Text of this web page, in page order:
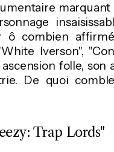
ô combien
Iverson",
folle, son
De quoi
Trap Lords"